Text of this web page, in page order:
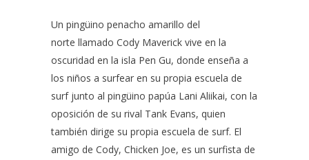
Un pingüino penacho amarillo del
norte llamado Cody Maverick vive en la
oscuridad en la isla Pen Gu, donde enseña a
los niños a surfear en su propia escuela de
surf junto al pingüino papúa Lani Aliikai, con la
oposición de su rival Tank Evans, quien
también dirige su propia escuela de surf. El
amigo de Cody, Chicken Joe, es un surfista de